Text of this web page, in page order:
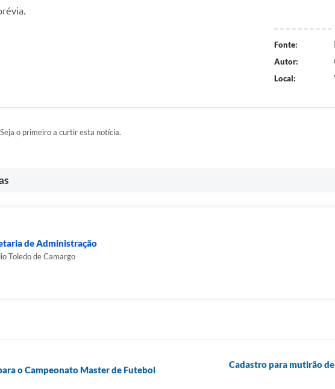
Fonte:
Autor:
Local:
Seja o primeiro a curtir esta notícia.
de Administração
Toledo de Camargo
o Campeonato Master de Futebol
Cadastro para mutirão